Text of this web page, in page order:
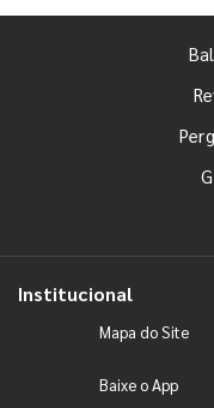
Institucional
Mapa do Site
Baixe o App